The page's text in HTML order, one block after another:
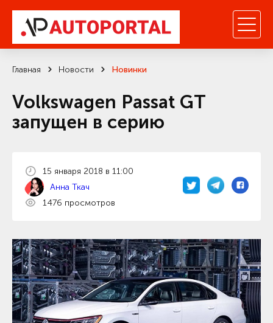
Главная Новости Новинки
Volkswagen Passat GT
запущен в серию
15 января 2018 в 11:00
Анна Ткач
1476 просмотров